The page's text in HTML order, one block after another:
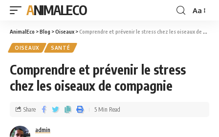
ANIMALECO Aa
AnimalEco >Blog >Oiseaux >Comprendre et prévenir le stress chez les oiseaux de compagnie
OISEAUX SANTÉ
Comprendre et prévenir le stress
chez les oiseaux de compagnie
admin
Share 5 Min Read